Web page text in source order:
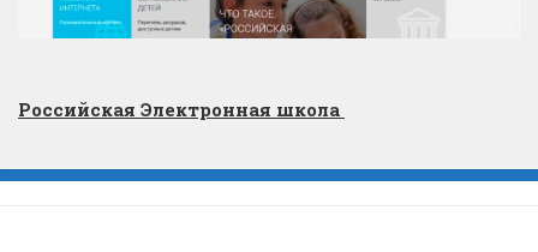
Российская Электронная школа